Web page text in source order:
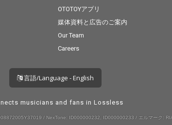
OTOTOYアプリ
媒体資料と広告のご案内
Our Team
Careers
言語/Language - English
musicians and fans in Lossless
/ NexTone: ID000000232, ID000000233 / エルマーク: